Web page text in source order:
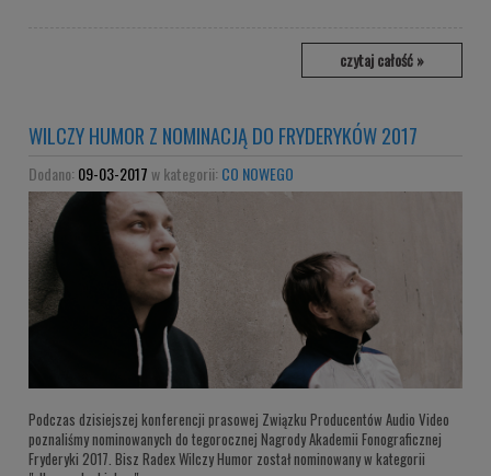
czytaj całość »
WILCZY HUMOR Z NOMINACJĄ DO FRYDERYKÓW 2017
Dodano: 09-03-2017w kategorii: CO NOWEGO
Podczas dzisiejszej konferencji prasowej Związku Producentów Audio Video
poznaliśmy nominowanych do tegorocznej Nagrody Akademii Fonograficznej
Fryderyki 2017. Bisz Radex Wilczy Humor został nominowany w kategorii